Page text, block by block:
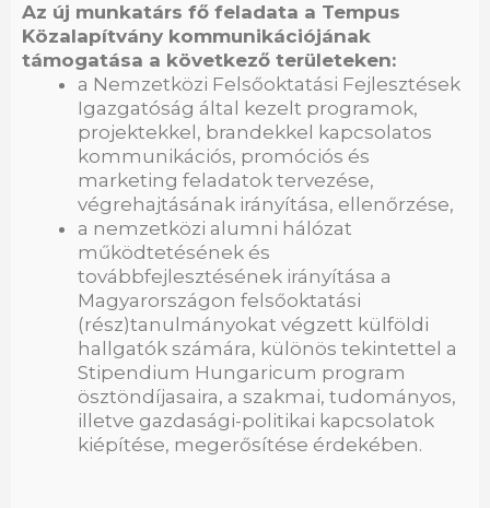
Az új munkatárs fő feladata a Tempus
Közalapítvány kommunikációjának
támogatása a következő területeken:
a Nemzetközi Felsőoktatási Fejlesztések
Igazgatóság által kezelt programok,
projektekkel, brandekkel kapcsolatos
kommunikációs, promóciós és
marketing feladatok tervezése,
végrehajtásának irányítása, ellenőrzése,
a nemzetközi alumni hálózat
működtetésének és
továbbfejlesztésének irányítása a
Magyarországon felsőoktatási
(rész)tanulmányokat végzett külföldi
hallgatók számára, különös tekintettel a
Stipendium Hungaricum program
ösztöndíjasaira, a szakmai, tudományos,
illetve gazdasági-politikai kapcsolatok
kiépítése, megerősítése érdekében.